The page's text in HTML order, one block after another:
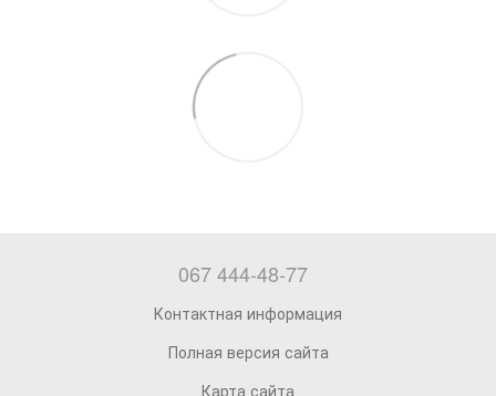
067 444-48-77
Контактная информация
Полная версия сайта
Карта сайта